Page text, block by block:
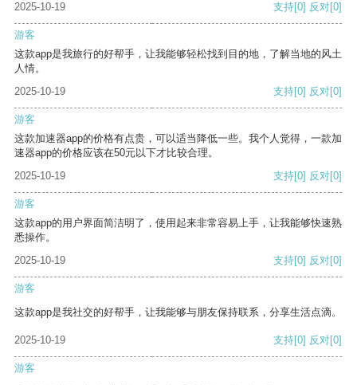
2025-10-19
支持[0] 反对[0]
游客
这款app是我旅行的好帮手，让我能够轻松找到目的地，了解当地的风土
人情。
2025-10-19
支持[0] 反对[0]
游客
这款加速器app的价格有点贵，可以适当降低一些。我个人觉得，一款加
速器app的价格应该在50元以下才比较合理。
2025-10-19
支持[0] 反对[0]
游客
这款app的用户界面简洁明了，使用起来非常容易上手，让我能够快速熟
悉操作。
2025-10-19
支持[0] 反对[0]
游客
这款app是我社交的好帮手，让我能够与朋友保持联系，分享生活点滴。
2025-10-19 支持[0] 反对[0]
游客